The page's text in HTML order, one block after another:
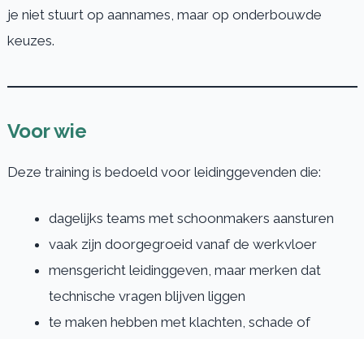
je niet stuurt op aannames, maar op onderbouwde
keuzes.
Voor wie
Deze training is bedoeld voor leidinggevenden die:
dagelijks teams met schoonmakers aansturen
vaak zijn doorgegroeid vanaf de werkvloer
mensgericht leidinggeven, maar merken dat
technische vragen blijven liggen
te maken hebben met klachten, schade of